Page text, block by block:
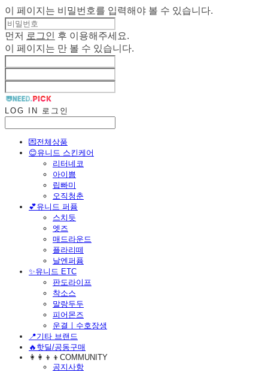
이 페이지는 비밀번호를 입력해야 볼 수 있습니다.
먼저 로그인
후 이용해주세요.
이 페이지는 만 볼 수 있습니다.
LOG IN 로그인
💌전체상품
😊유니드 스킨케어
리터네코
아이쁨
립빠미
오직청춘
💕유니드 퍼퓸
스치듯
엣즈
매드라운드
플라리떼
날엔퍼퓸
​✨유니드 ETC
판도라이프
착소스
말랑두두
피어몬즈
운결ㅣ수호장생
📍기타 브랜드
🔥핫딜/공동구매
👩‍👩‍👦‍👦COMMUNITY
공지사항